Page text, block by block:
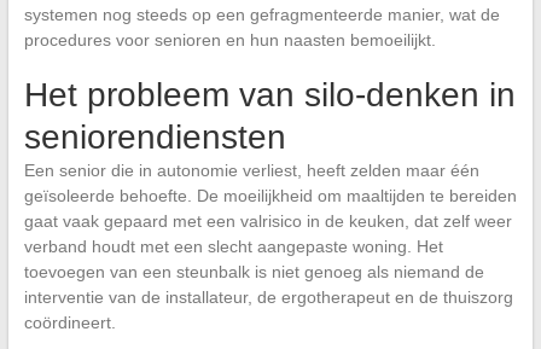
systemen nog steeds op een gefragmenteerde manier, wat de
procedures voor senioren en hun naasten bemoeilijkt.
Het probleem van silo-denken in
seniorendiensten
Een senior die in autonomie verliest, heeft zelden maar één
geïsoleerde behoefte. De moeilijkheid om maaltijden te bereiden
gaat vaak gepaard met een valrisico in de keuken, dat zelf weer
verband houdt met een slecht aangepaste woning. Het
toevoegen van een steunbalk is niet genoeg als niemand de
interventie van de installateur, de ergotherapeut en de thuiszorg
coördineert.